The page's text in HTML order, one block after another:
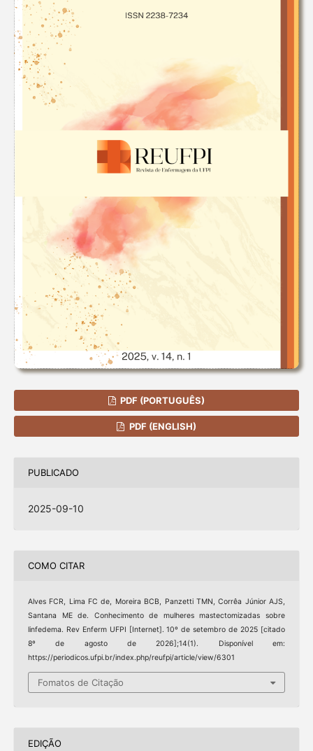
PDF (PORTUGUÊS)
PDF (ENGLISH)
PUBLICADO
2025-09-10
COMO CITAR
Alves FCR, Lima FC de, Moreira BCB, Panzetti TMN, Corrêa Júnior AJS,
Santana ME de. Conhecimento de mulheres mastectomizadas sobre
linfedema. Rev Enferm UFPI [Internet]. 10º de setembro de 2025 [citado
8º de agosto de 2026];14(1). Disponível em:
https://periodicos.ufpi.br/index.php/reufpi/article/view/6301
Fomatos de Citação
EDIÇÃO